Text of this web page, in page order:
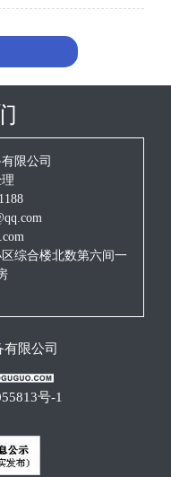
限公司
综合楼北数第六间一
限公司
号-1